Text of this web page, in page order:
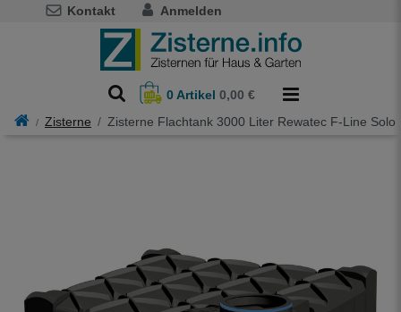
Kontakt Anmelden
0Artikel 0,00 €
Zisterne
Zisterne Flachtank 3000 Liter Rewatec F-Line Solo